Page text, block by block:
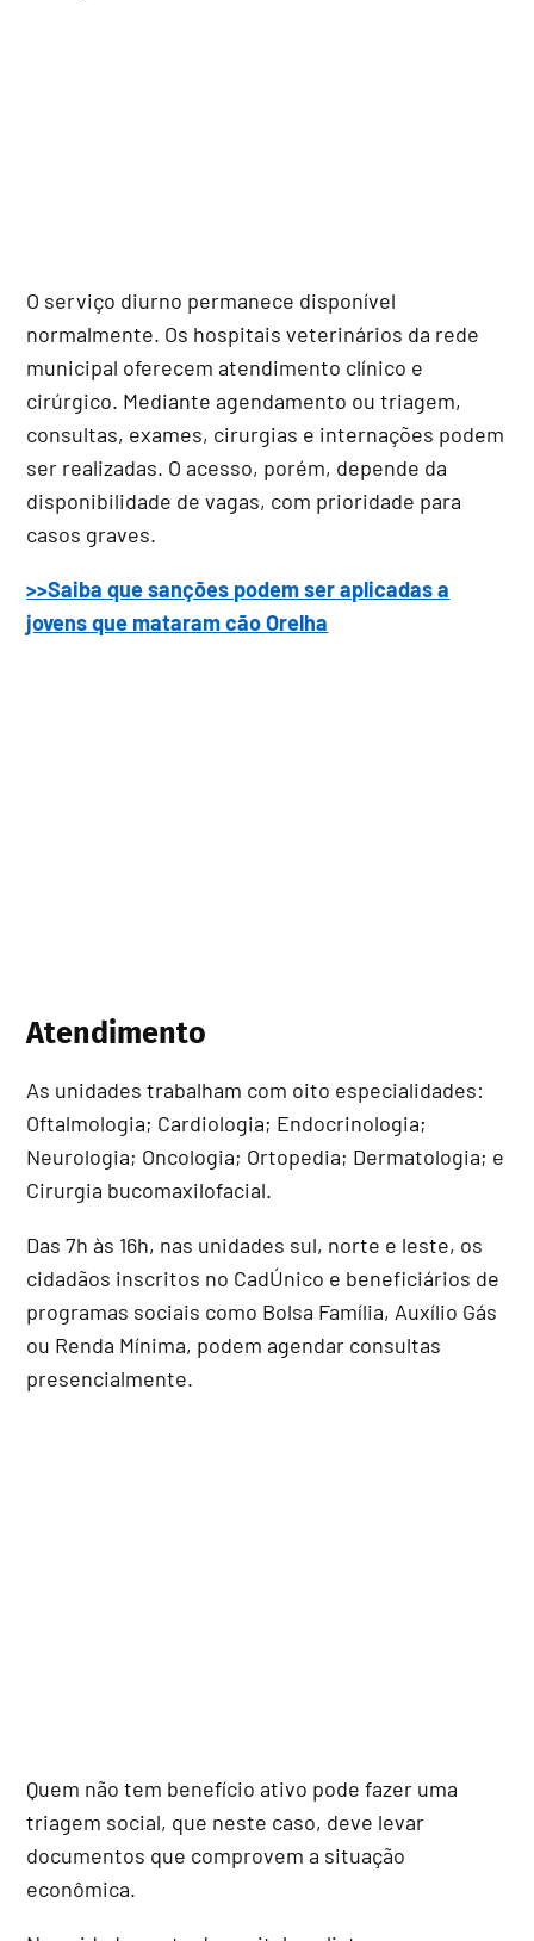
O serviço diurno permanece disponível
normalmente. Os hospitais veterinários da rede
municipal oferecem atendimento clínico e
cirúrgico. Mediante agendamento ou triagem,
consultas, exames, cirurgias e internações podem
ser realizadas. O acesso, porém, depende da
disponibilidade de vagas, com prioridade para
casos graves.
>>Saiba que sanções podem ser aplicadas a
jovens que mataram cão Orelha
Atendimento
As unidades trabalham com oito especialidades:
Oftalmologia; Cardiologia; Endocrinologia;
Neurologia; Oncologia; Ortopedia; Dermatologia; e
Cirurgia bucomaxilofacial.
Das 7h às 16h, nas unidades sul, norte e leste, os
cidadãos inscritos no CadÚnico e beneficiários de
programas sociais como Bolsa Família, Auxílio Gás
ou Renda Mínima, podem agendar consultas
presencialmente.
Quem não tem benefício ativo pode fazer uma
triagem social, que neste caso, deve levar
documentos que comprovem a situação
econômica.